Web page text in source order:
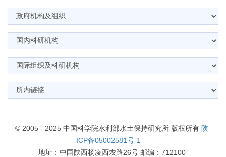
© 2005 - 2025 中国科学院水利部水土保持研究所 版权所有 陕
ICP备05002581号-1
地址：中国陕西杨凌西农路26号 邮编：712100